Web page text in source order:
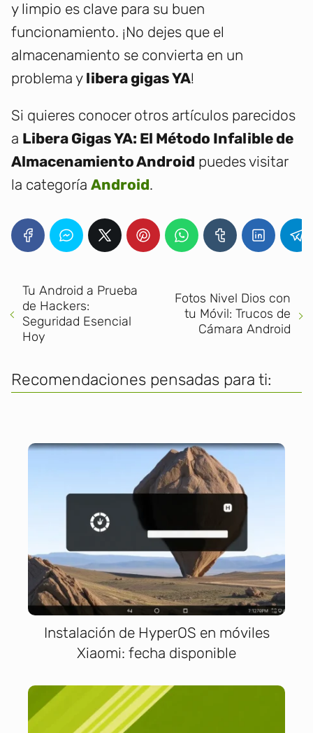
y limpio es clave para su buen
funcionamiento. ¡No dejes que el
almacenamiento se convierta en un
problema y libera gigas YA!
Si quieres conocer otros artículos parecidos
a Libera Gigas YA: El Método Infalible de
Almacenamiento Android puedes visitar
la categoría Android.
Tu Android a Prueba
de Hackers:
Seguridad Esencial
Hoy
Fotos Nivel Dios con
tu Móvil: Trucos de
Cámara Android
Recomendaciones pensadas para ti:
Instalación de HyperOS en móviles
Xiaomi: fecha disponible